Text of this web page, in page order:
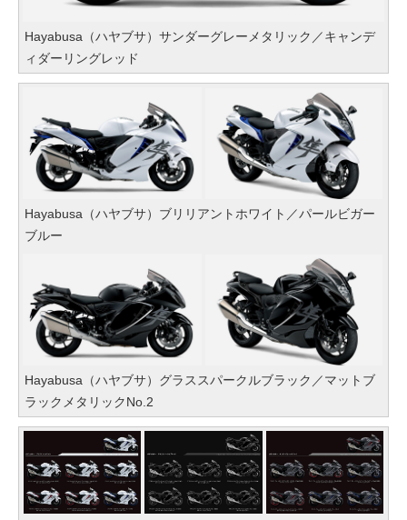
Hayabusa（ハヤブサ）サンダーグレーメタリック／キャンデ
ィダーリングレッド
Hayabusa（ハヤブサ）ブリリアントホワイト／パールビガー
ブルー
Hayabusa（ハヤブサ）グラススパークルブラック／マットブ
ラックメタリックNo.2